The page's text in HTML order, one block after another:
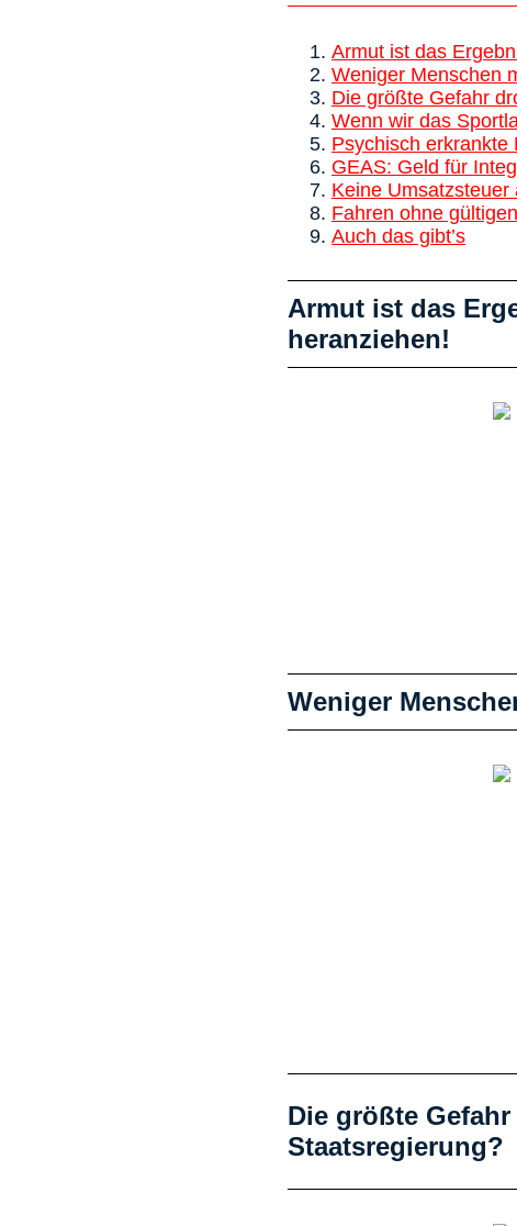
Armut ist das
Weniger Menschen
Die größte Gefahr
Wenn wir das
Psychisch erkrankte
GEAS: Geld für
Keine
Fahren ohne
Auch das gibt’s
Armut ist das
heranziehen!
Weniger
Die größte
Staatsregierung?